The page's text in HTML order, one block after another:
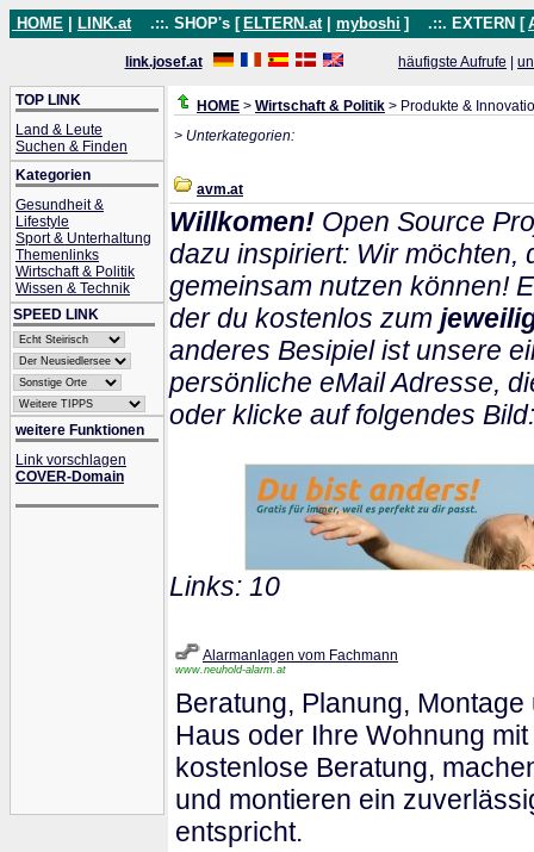
HOME LINK.at .::. SHOP's [ ELTERN.at myboshi ] .::. EXTERN [
link.josef.at häufigste Aufrufe
TOP LINK
Land & Leute
Suchen & Finden
Kategorien
Gesundheit &
Lifestyle
Sport & Unterhaltung
Themenlinks
Wirtschaft & Politik
Wissen & Technik
SPEED LINK
weitere Funktionen
Link vorschlagen
COVER-Domain
HOME > Wirtschaft & Politik > Produkte &
> Unterkategorien:
avm.at
Willkomen! Open Source
dazu inspiriert: Wir möchten,
gemeinsam nutzen können!
der du kostenlos zum
anderes Besipiel ist unsere
persönliche eMail Adresse,
oder klicke auf folgendes Bild:
Links: 10
Alarmanlagen vom Fachmann
www.neuhold-alarm.at
Beratung, Planung,
Haus oder Ihre Wohnung
kostenlose Beratung,
und montieren ein
entspricht.